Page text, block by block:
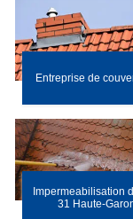
Entreprise de
Impermeabilisation
31 Haute-